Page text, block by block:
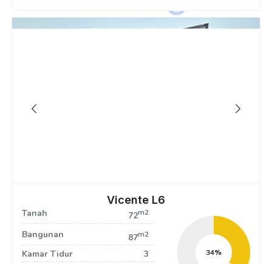
Vicente L6
Tanah 72m2
Bangunan 87m2
Kamar Tidur 3 36